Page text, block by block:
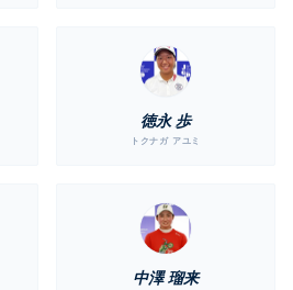
徳永 歩
トクナガ アユミ
中澤 瑠来